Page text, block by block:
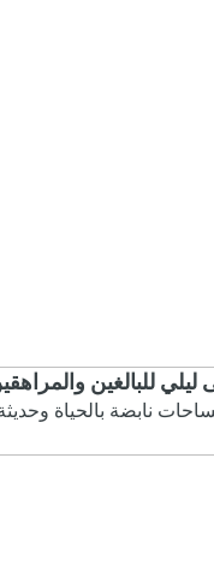
ليلي للبالغين
نابضة بالحياة